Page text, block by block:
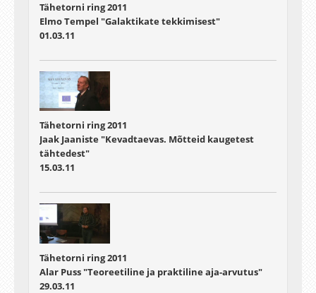
Tähetorni ring 2011
Elmo Tempel "Galaktikate tekkimisest"
01.03.11
Tähetorni ring 2011
Jaak Jaaniste "Kevadtaevas. Mõtteid kaugetest
tähtedest"
15.03.11
Tähetorni ring 2011
Alar Puss "Teoreetiline ja praktiline aja-arvutus"
29.03.11